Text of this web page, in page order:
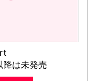
は未発売